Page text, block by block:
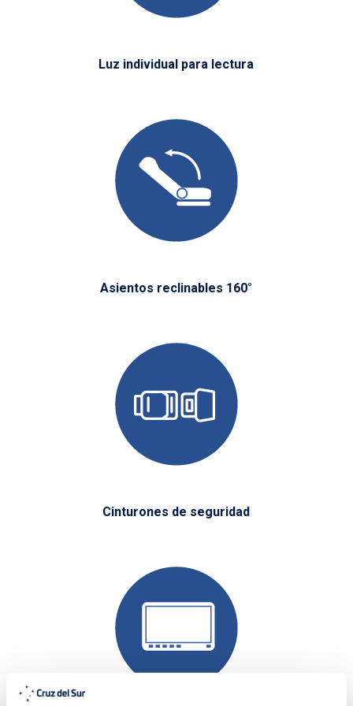
Luz individual para lectura
Asientos reclinables 160°
Cinturones de seguridad